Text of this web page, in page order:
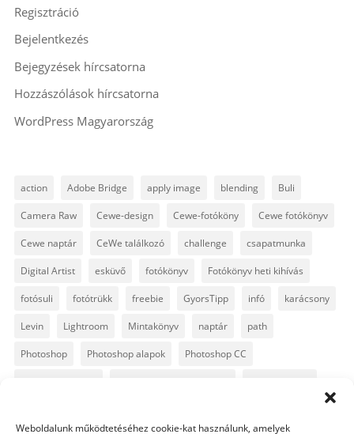
Weboldalunk működtetéséhez cookie-kat használunk, amelyek
Regisztráció
Bejelentkezés
Bejegyzések hírcsatorna
Hozzászólások hírcsatorna
WordPress Magyarország
action Adobe Bridge apply image blending Buli
Camera Raw Cewe-design Cewe-fotóköny Cewe fotókönyv
Cewe naptár CeWe találkozó challenge csapatmunka
Digital Artist esküvő fotókönyv Fotókönyv heti kihívás
fotósuli fotótrükk freebie GyorsTipp infó karácsony
Levin Lightroom Mintakönyv naptár path
Photoshop Photoshop alapok Photoshop CC